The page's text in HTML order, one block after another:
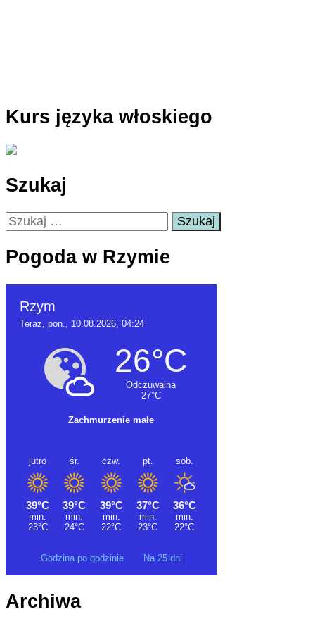
Kurs języka włoskiego
Szukaj
Szukaj:
Pogoda w Rzymie
Godzina po godzinie Na 25 dni
Archiwa